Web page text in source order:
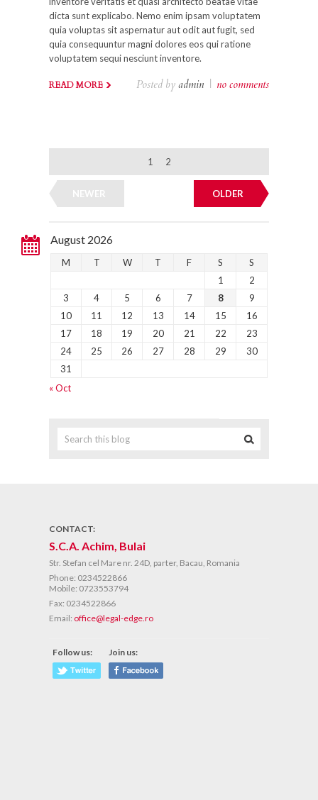
dicta sunt explicabo. Nemo enim ipsam voluptatem
quia voluptas sit aspernatur aut odit aut fugit, sed
quia consequuntur magni dolores eos qui ratione
voluptatem sequi nesciunt inventore.
READ MORE Posted by admin | no comments
NEWER OLDER
1 2
August 2026
M T W T F S
S
1
2
3
4 5 6 7 8
9
10
11 12 13 14 15
16
17
18 19 20 21 22
23
24
25 26 27 28 29
30
31
« Oct
CONTACT:
S.C.A. Achim, Bulai
Str. Stefan cel Mare nr. 24D, parter, Bacau, Romania
Phone: 0234522866
Mobile: 0723553794
Fax: 0234522866
Email: office@legal-edge.ro
Follow us: Join us: